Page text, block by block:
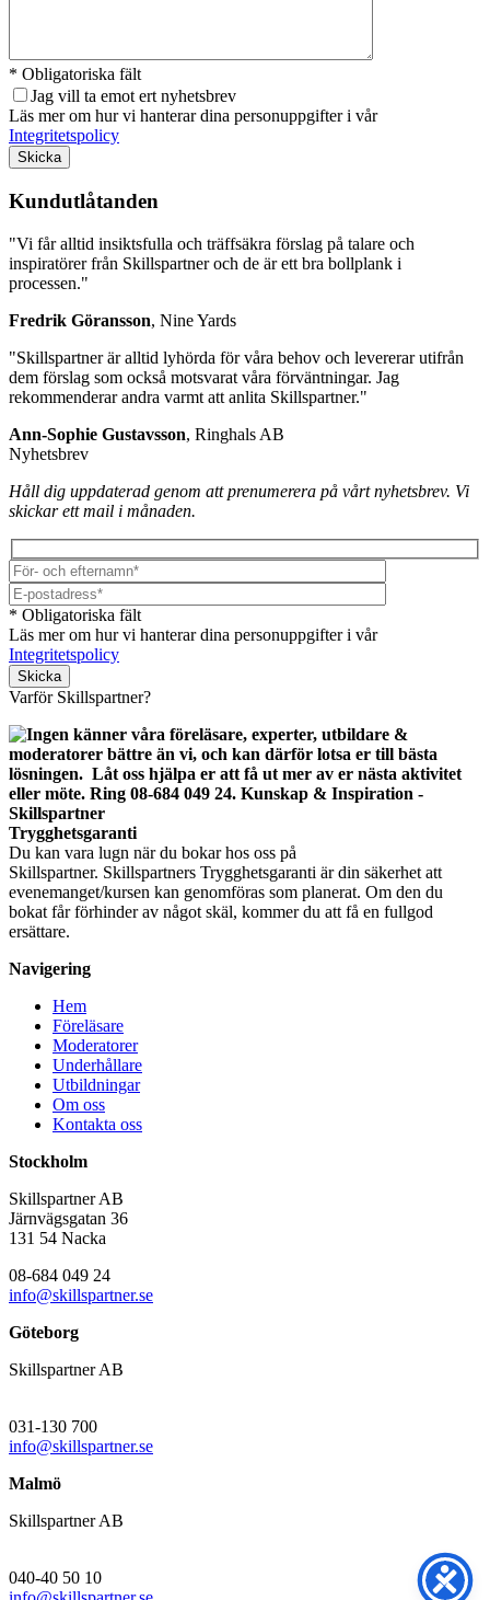
* Obligatoriska fält
Jag vill ta emot ert nyhetsbrev
Läs mer om hur vi hanterar dina personuppgifter i vår
Integritetspolicy
Kundutlåtanden
"Vi får alltid insiktsfulla och träffsäkra förslag på talare och
inspiratörer från Skillspartner och de är ett bra bollplank i
processen."
Fredrik Göransson, Nine Yards
"Skillspartner är alltid lyhörda för våra behov och levererar utifrån
dem förslag som också motsvarat våra förväntningar. Jag
rekommenderar andra varmt att anlita Skillspartner."
Ann-Sophie Gustavsson, Ringhals AB
Nyhetsbrev
Håll dig uppdaterad genom att prenumerera på vårt nyhetsbrev. Vi
skickar ett mail i månaden.
* Obligatoriska fält
Läs mer om hur vi hanterar dina personuppgifter i vår
Integritetspolicy
Lämna detta fält tomt.
Varför Skillspartner?
Trygghetsgaranti
Du kan vara lugn när du bokar hos oss på
Skillspartner. Skillspartners Trygghetsgaranti är din säkerhet att
evenemanget/kursen kan genomföras som planerat. Om den du
bokat får förhinder av något skäl, kommer du att få en fullgod
ersättare.
Navigering
Hem
Föreläsare
Moderatorer
Underhållare
Utbildningar
Om oss
Kontakta oss
Stockholm
Skillspartner AB
Järnvägsgatan 36
131 54 Nacka
08-684 049 24
info@skillspartner.se
Göteborg
Skillspartner AB
031-130 700
info@skillspartner.se
Malmö
Skillspartner AB
040-40 50 10